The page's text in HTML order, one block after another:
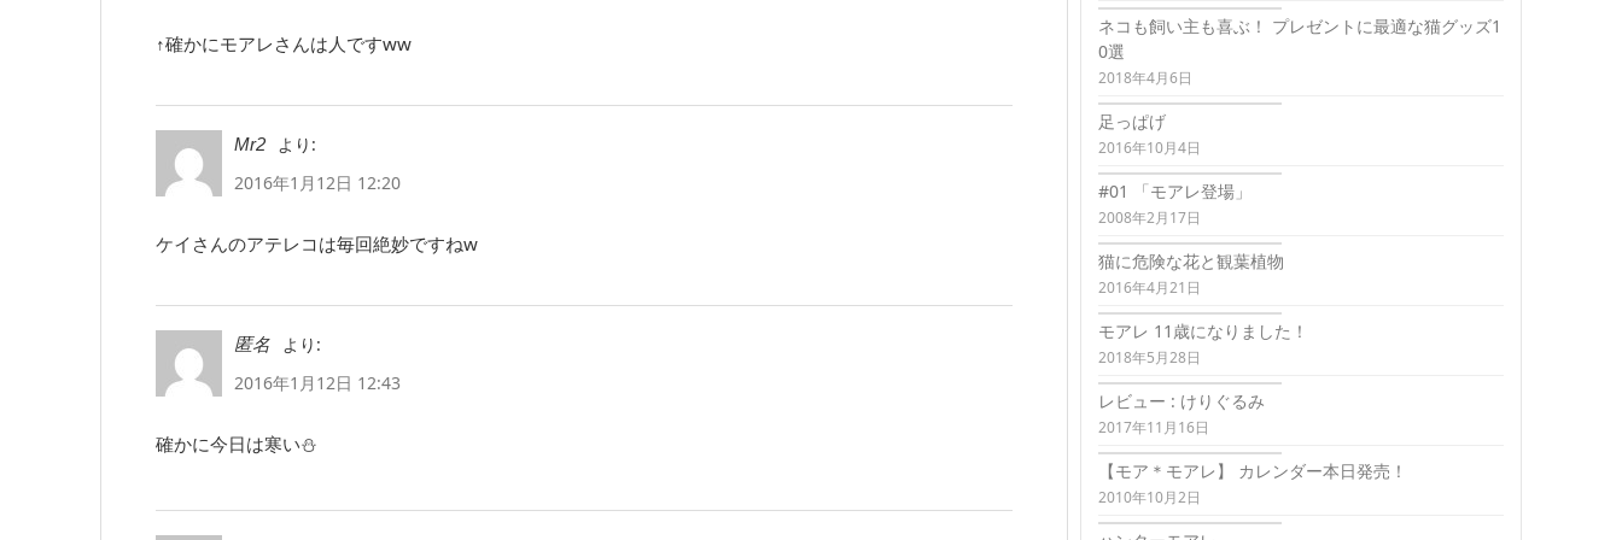
↑確かにモアレさんは人ですww
Mr2
より:
2016年1月12日 12:20
ケイさんのアテレコは毎回絶妙ですねw
匿名
より:
2016年1月12日 12:43
確かに今日は寒い⛄
ネコも飼い主も喜ぶ！ プレゼントに最適な猫グッズ1
0選
2018年4月6日
足っぱげ
2016年10月4日
#01 「モアレ登場」
2008年2月17日
猫に危険な花と観葉植物
2016年4月21日
モアレ 11歳になりました！
2018年5月28日
レビュー : けりぐるみ
2017年11月16日
【モア＊モアレ】 カレンダー本日発売！
2010年10月2日